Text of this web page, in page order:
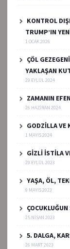
KONTROL
TRUMP’IN
1 OCAK 2026
ÇÖL
YAKLAŞAN
29 EYLÜL 2024
ZAMANIN
26 HAZIRAN 2024
GODZİLLA VE
1 MAYIS 2024
GİZLİ İSTİLA
29 EYLÜL 2023
YAŞA, ÖL,
9 MAYIS 2023
ÇOCUKLUĞUN
25 NISAN 2023
5. DALGA,
26 MART 2023